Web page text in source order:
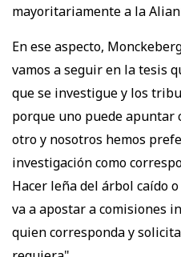
mayoritariamente a la
En ese aspecto,
vamos a seguir en la tesis
que se investigue y los
porque uno puede apuntar
otro y nosotros hemos
investigación como
Hacer leña del árbol caído
va a apostar a comisiones
quien corresponda y